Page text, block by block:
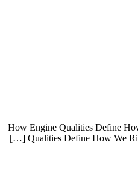
How Engine Qualities Define
Qualities Define How We